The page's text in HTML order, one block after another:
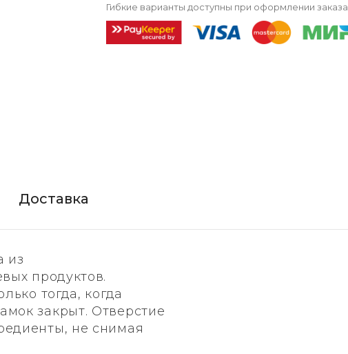
Гибкие варианты доступны при оформлении заказа
Доставка
из
продуктов.
тогда, когда
закрыт. Отверстие
не снимая